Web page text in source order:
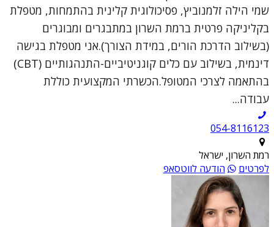
שמי הילה זלמנוביץ, פסיכולוגית קלינית בהתמחות, מטפלת
בקליניקה פרטית ברמת השרון במתבגרים ומבוגרים
(בשילוב הדרכת הורים, במידת הצורך).אני מטפלת בגישה
דינמית, בשילוב עם כלים קוגניטיביים-התנהגותיים (CBT)
בהתאמה לצרכי המטופל.הכשרתי המקצועית כוללת
עבודה...
054-8116123
רמת השרון, ישראל
לפרטים
הודעה לווטסאפ